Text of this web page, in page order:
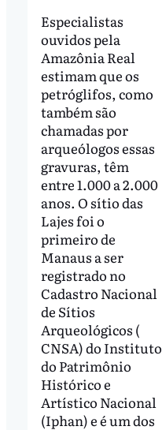
Especialistas
ouvidos pela
Amazônia Real
estimam que os
petróglifos, como
também são
chamadas por
arqueólogos essas
gravuras, têm
entre 1.000 a 2.000
anos. O sítio das
Lajes foi o
primeiro de
Manaus a ser
registrado no
Cadastro Nacional
de Sítios
Arqueológicos (
CNSA) do Instituto
do Patrimônio
Histórico e
Artístico Nacional
(Iphan) e é um dos